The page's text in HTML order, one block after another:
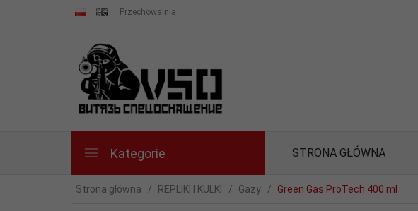
Przechowalnia
Kategorie STRONA GŁÓWNA
Strona główna REPLIKI I KULKI Gazy Green Gas ProTech 400 ml